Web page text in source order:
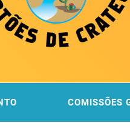
COMISSÕES